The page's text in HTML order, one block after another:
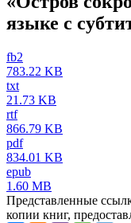
языке с
fb2
783.22 KB
txt
21.73 KB
rtf
866.79 KB
pdf
834.01 KB
epub
1.60 MB
Представленные
копии книг,